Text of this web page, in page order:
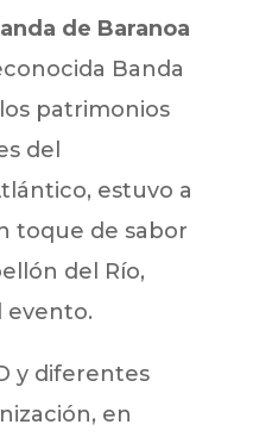
de Baranoa
Banda
patrimonios
del
estuvo a
toque de sabor
del Río,
evento.
y diferentes
en